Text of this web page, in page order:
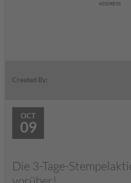
ADDRESS
Created By:
OCT
09
Die 3-Tage-